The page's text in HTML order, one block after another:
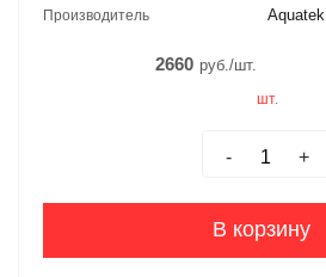
Производитель Aquatek
2660 руб./шт.
шт.
- +
В корзину